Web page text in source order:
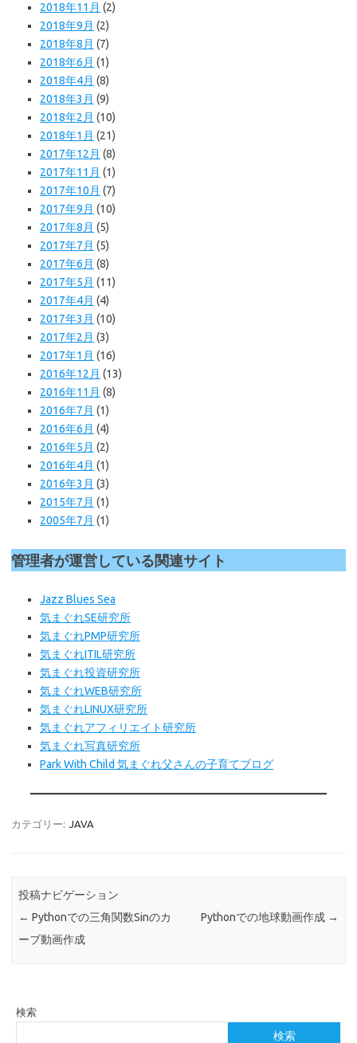
2018年11月 (2)
2018年9月 (2)
2018年8月 (7)
2018年6月 (1)
2018年4月 (8)
2018年3月 (9)
2018年2月 (10)
2018年1月 (21)
2017年12月 (8)
2017年11月 (1)
2017年10月 (7)
2017年9月 (10)
2017年8月 (5)
2017年7月 (5)
2017年6月 (8)
2017年5月 (11)
2017年4月 (4)
2017年3月 (10)
2017年2月 (3)
2017年1月 (16)
2016年12月 (13)
2016年11月 (8)
2016年7月 (1)
2016年6月 (4)
2016年5月 (2)
2016年4月 (1)
2016年3月 (3)
2015年7月 (1)
2005年7月 (1)
管理者が運営している関連サイト
Jazz Blues Sea
気まぐれSE研究所
気まぐれPMP研究所
気まぐれITIL研究所
気まぐれ投資研究所
気まぐれWEB研究所
気まぐれLINUX研究所
気まぐれアフィリエイト研究所
気まぐれ写真研究所
Park With Child 気まぐれ父さんの子育てブログ
カテゴリー: JAVA
投稿ナビゲーション
← Pythonでの三角関数Sinのカ
ーブ動画作成
Pythonでの地球動画作成 →
検索
検索